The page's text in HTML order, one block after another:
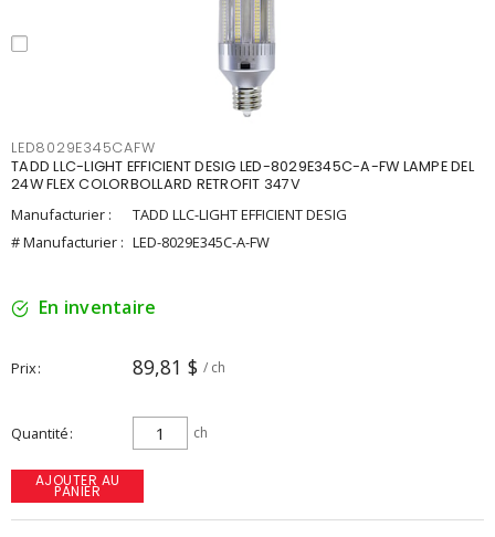
LED8029E345CAFW
TADD LLC-LIGHT EFFICIENT DESIG LED-8029E345C-A-FW LAMPE DEL
24W FLEX COLORBOLLARD RETROFIT 347V
Manufacturier :
TADD LLC-LIGHT EFFICIENT DESIG
# Manufacturier : LED-8029E345C-A-FW
En inventaire
Prix 89,81 $ / ch
Quantité ch
AJOUTER AU
PANIER